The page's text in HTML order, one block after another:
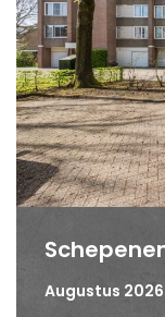
Augustus 2026